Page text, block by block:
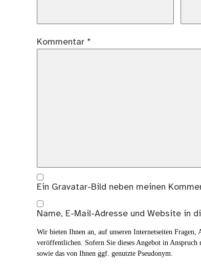
Kommentar *
Ein Gravatar-Bild neben meinen
Name, E-Mail-Adresse und Website in
Wir bieten Ihnen an, auf unseren Internetseiten
veröffentlichen. Sofern Sie dieses Angebot in
sowie das von Ihnen ggf. genutzte Pseudonym.